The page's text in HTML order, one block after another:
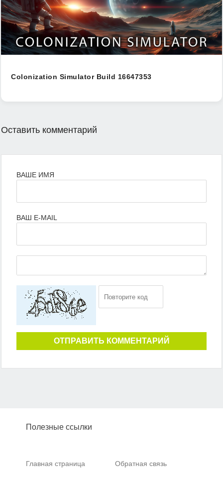
Colonization Simulator Build 16647353
Оставить комментарий
ВАШЕ ИМЯ
ВАШ E-MAIL
ОТПРАВИТЬ КОММЕНТАРИЙ
Полезные ссылки
Главная страница Обратная связь